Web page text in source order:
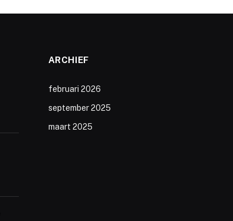
ARCHIEF
februari 2026
september 2025
maart 2025